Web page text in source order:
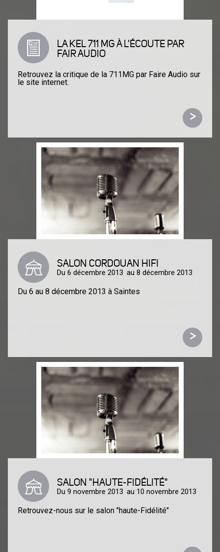
LA KEL 711 MG À L'ÉCOUTE PAR
FAIR AUDIO
Retrouvez la critique de la 711MG par Faire Audio sur
le site internet.
>
SALON CORDOUAN HIFI
Du 6 décembre 2013 au 8 décembre 2013
Du 6 au 8 décembre 2013 à Saintes
>
SALON "HAUTE-FIDÉLITÉ"
Du 9 novembre 2013 au 10 novembre 2013
Retrouvez-nous sur le salon "haute-Fidélité"